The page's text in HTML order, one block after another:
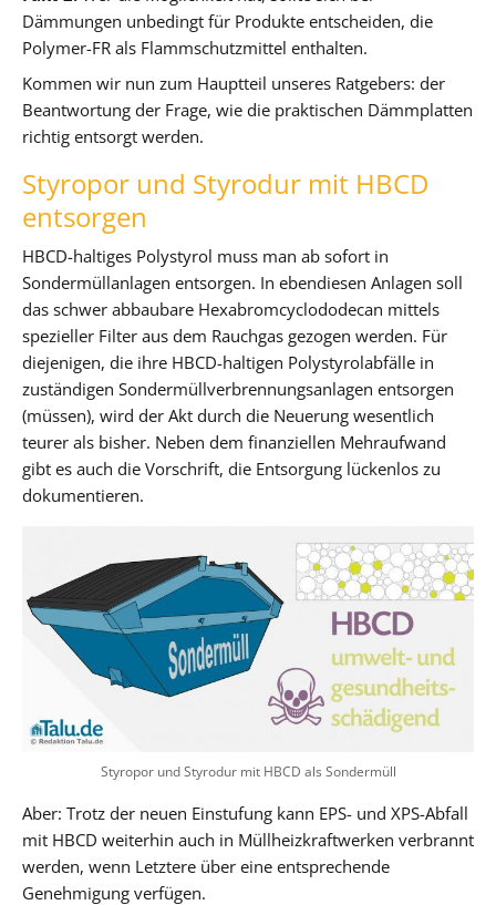
Dämmungen unbedingt für Produkte entscheiden, die
Polymer-FR als Flammschutzmittel enthalten.
Kommen wir nun zum Hauptteil unseres Ratgebers: der
Beantwortung der Frage, wie die praktischen Dämmplatten
richtig entsorgt werden.
Styropor und Styrodur mit HBCD
entsorgen
HBCD-haltiges Polystyrol muss man ab sofort in
Sondermüllanlagen entsorgen. In ebendiesen Anlagen soll
das schwer abbaubare Hexabromcyclododecan mittels
spezieller Filter aus dem Rauchgas gezogen werden. Für
diejenigen, die ihre HBCD-haltigen Polystyrolabfälle in
zuständigen Sondermüllverbrennungsanlagen entsorgen
(müssen), wird der Akt durch die Neuerung wesentlich
teurer als bisher. Neben dem finanziellen Mehraufwand
gibt es auch die Vorschrift, die Entsorgung lückenlos zu
dokumentieren.
Styropor und Styrodur mit HBCD als Sondermüll
Aber: Trotz der neuen Einstufung kann EPS- und XPS-Abfall
mit HBCD weiterhin auch in Müllheizkraftwerken verbrannt
werden, wenn Letztere über eine entsprechende
Genehmigung verfügen.